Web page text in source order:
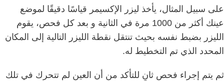
على سبيل المثال، يأخذ ليزر الإكسيمر قياسًا دقيقًا لموضع
عينك أكثر من 1000 مرة في الثانية و
بعد كل فحص، يقوم
الليزر بضبط نفسه بحيث تنتقل نقطة الليزر التالية إلى المكان
المحدد الذي تم التخطيط له.
ثم يتم إجراء فحص ثانٍ للتأكد من أن العين لم تتحرك في تلك